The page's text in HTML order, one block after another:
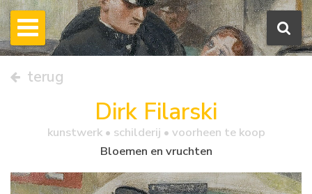
terug
Dirk Filarski
kunstwerk • schilderij • voorheen te koop
Bloemen en vruchten